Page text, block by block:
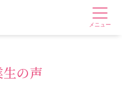
メニュー
の声